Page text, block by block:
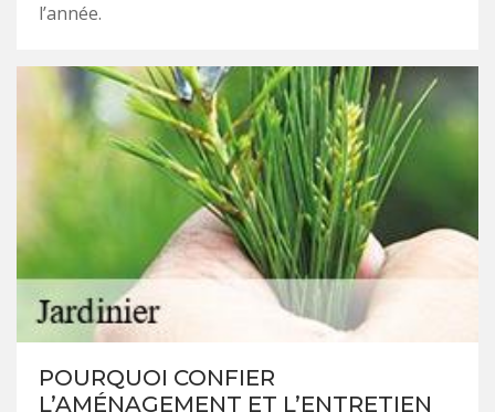
l’année.
POURQUOI CONFIER
L’AMÉNAGEMENT ET L’ENTRETIEN